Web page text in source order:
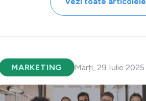
MARKETING Marți, 29 Iulie 2025